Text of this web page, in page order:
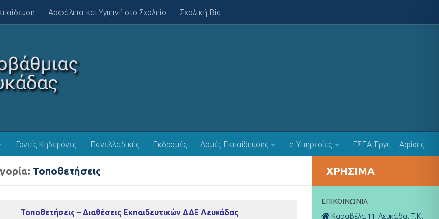
Ασφάλεια και Υγιεινή στο Σχολείο Σχολική Βία
Γονείς Κηδεμόνες Πανελλαδικές Εκδρομές Δομές Εκπαίδευσης e-Υπηρεσίες ΕΣΠΑ Έργα – Αφίσες
Τοποθετήσεις
Τοποθετήσεις – Διαθέσεις Εκπαιδευτικών ΔΔΕ Λευκάδας
ΧΡΉΣΙΜΑ
ΕΠΙΚΟΙΝΩΝΊΑ
Καραβέλα 11, Λευκάδα, Τ.Κ.